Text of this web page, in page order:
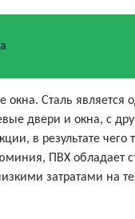
Сталь является
двери и окна, с
в результате чего
ПВХ обладает
затратами на